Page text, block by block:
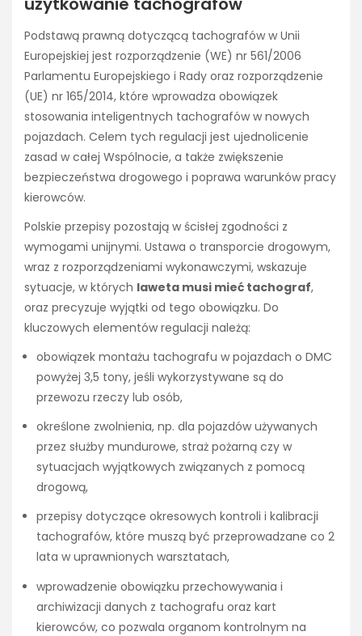
Podstawą prawną dotyczącą tachografów w Unii
Europejskiej jest rozporządzenie (WE) nr 561/2006
Parlamentu Europejskiego i Rady oraz rozporządzenie
(UE) nr 165/2014, które wprowadza obowiązek
stosowania inteligentnych tachografów w nowych
pojazdach. Celem tych regulacji jest ujednolicenie
zasad w całej Wspólnocie, a także zwiększenie
bezpieczeństwa drogowego i poprawa warunków pracy
kierowców.
Polskie przepisy pozostają w ścisłej zgodności z
wymogami unijnymi. Ustawa o transporcie drogowym,
wraz z rozporządzeniami wykonawczymi, wskazuje
sytuacje, w których laweta musi mieć tachograf,
oraz precyzuje wyjątki od tego obowiązku. Do
kluczowych elementów regulacji należą:
obowiązek montażu tachografu w pojazdach o DMC
powyżej 3,5 tony, jeśli wykorzystywane są do
przewozu rzeczy lub osób,
określone zwolnienia, np. dla pojazdów używanych
przez służby mundurowe, straż pożarną czy w
sytuacjach wyjątkowych związanych z pomocą
drogową,
przepisy dotyczące okresowych kontroli i kalibracji
tachografów, które muszą być przeprowadzane co 2
lata w uprawnionych warsztatach,
wprowadzenie obowiązku przechowywania i
archiwizacji danych z tachografu oraz kart
kierowców, co pozwala organom kontrolnym na